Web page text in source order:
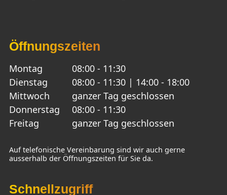
Öffnungszeiten
Montag
08:00 - 11:30
Dienstag
08:00 - 11:30 | 14:00 - 18:00
Mittwoch
ganzer Tag geschlossen
Donnerstag
08:00 - 11:30
Freitag
ganzer Tag geschlossen
Auf telefonische Vereinbarung sind wir auch gerne
ausserhalb der Öffnungszeiten für Sie da.
Schnellzugriff